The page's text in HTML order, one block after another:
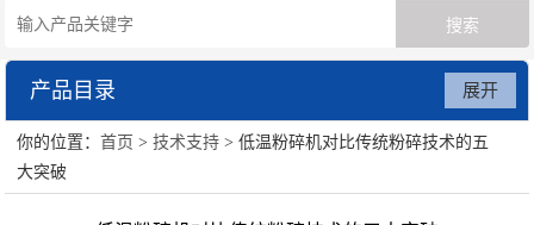
产品目录
超微粉碎机设备
展开
你的位置：首页 >技术支持 > 低温粉碎机对比传统粉碎技术的五
大突破